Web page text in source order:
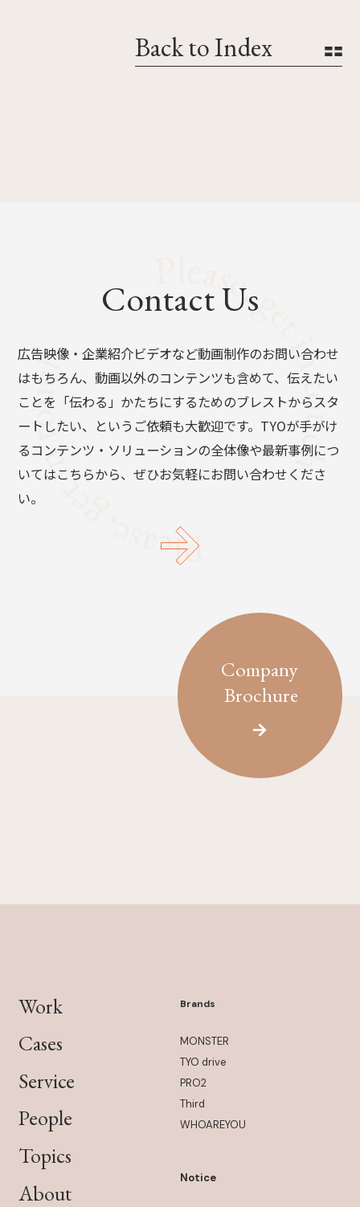
Back to Index
Contact Us
広告映像・企業紹介ビデオなど動画制作のお問い合わせ
はもちろん、動画以外のコンテンツも含めて、伝えたい
ことを「伝わる」かたちにするためのブレストからスタ
ートしたい、というご依頼も大歓迎です。TYOが手がけ
るコンテンツ・ソリューションの全体像や最新事例につ
いてはこちらから、ぜひお気軽にお問い合わせくださ
い。
Company
Brochure
Work
Cases
Service
People
Topics
About
Brands
MONSTER
TYO drive
PRO2
Third
WHOAREYOU
Notice